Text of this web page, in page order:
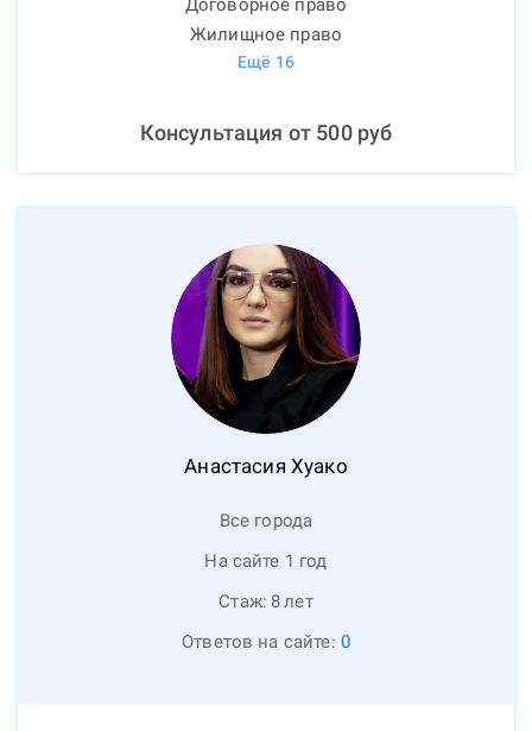
Договорное право
Жилищное право
Ещё 16
Консультация от 500руб
Анастасия Хуако
Все города
На сайте 1 год
Стаж: 8лет
Ответов на сайте: 0